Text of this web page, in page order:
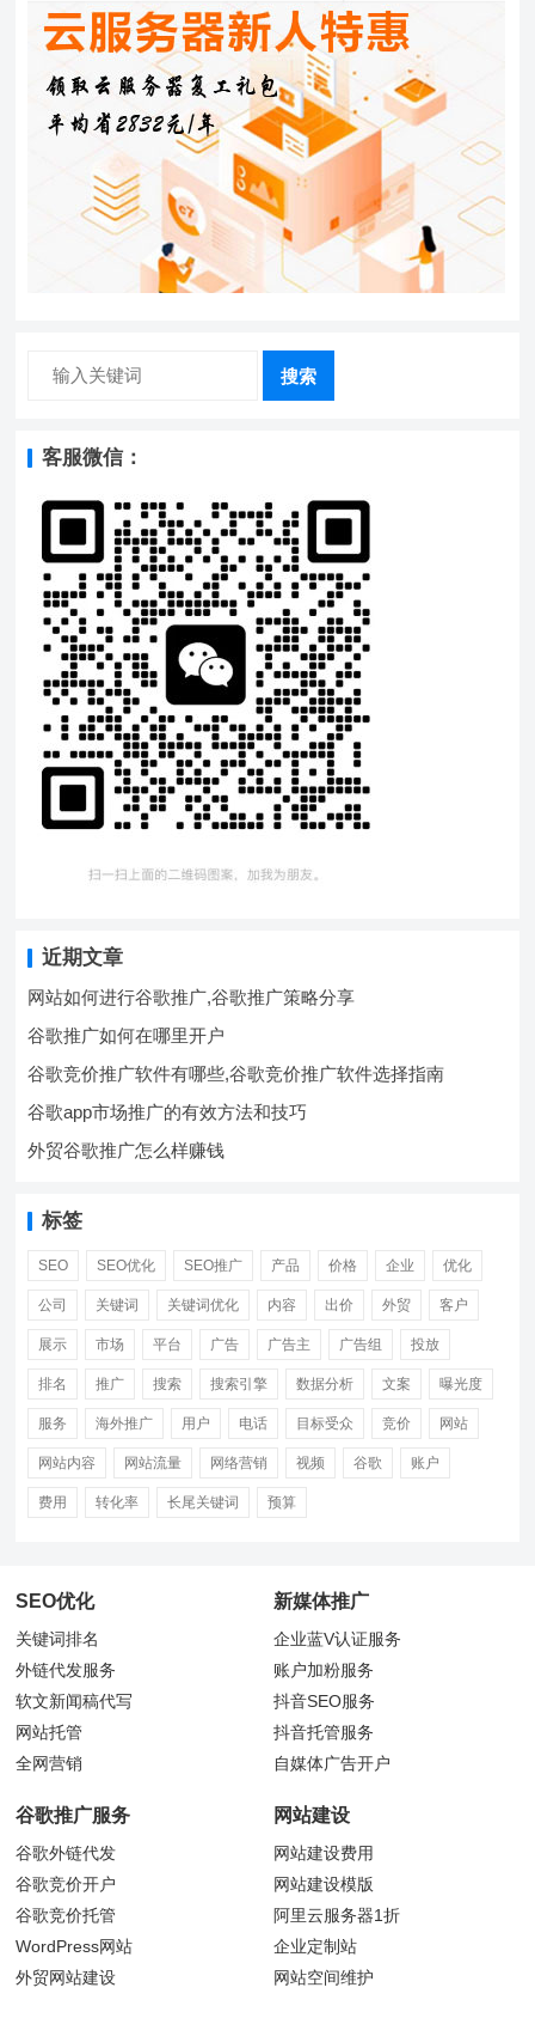
搜索
客服微信：
近期文章
网站如何进行谷歌推广,谷歌推广策略分享
谷歌推广如何在哪里开户
谷歌竞价推广软件有哪些,谷歌竞价推广软件选择指南
谷歌app市场推广的有效方法和技巧
外贸谷歌推广怎么样赚钱
标签
SEO SEO优化 SEO推广 产品 价格 企业 优化
公司 关键词 关键词优化 内容 出价 外贸 客户
展示 市场 平台 广告 广告主 广告组 投放
排名 推广 搜索 搜索引擎 数据分析 文案 曝光度
服务 海外推广 用户 电话 目标受众 竞价 网站
网站内容 网站流量 网络营销 视频 谷歌 账户
费用 转化率 长尾关键词 预算
SEO优化
关键词排名
外链代发服务
软文新闻稿代写
网站托管
全网营销
新媒体推广
企业蓝V认证服务
账户加粉服务
抖音SEO服务
抖音托管服务
自媒体广告开户
谷歌推广服务
谷歌外链代发
谷歌竞价开户
谷歌竞价托管
WordPress网站
外贸网站建设
网站建设
网站建设费用
网站建设模版
阿里云服务器1折
企业定制站
网站空间维护